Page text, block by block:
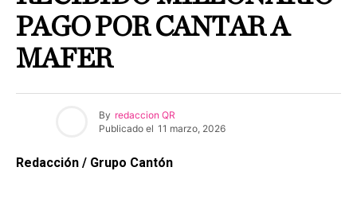
PAGO POR CANTAR A
MAFER
By redaccion QR
Publicado el 11 marzo, 2026
Redacción / Grupo Cantón